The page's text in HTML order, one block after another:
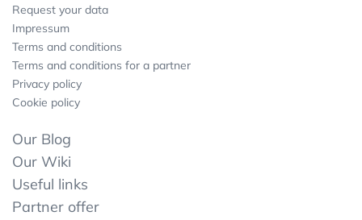
Request your data
Impressum
Terms and conditions
Terms and conditions for a partner
Privacy policy
Cookie policy
Our Blog
Our Wiki
Useful links
Partner offer